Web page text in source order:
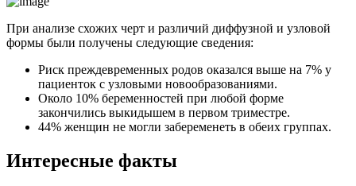
При анализе схожих черт и различий диффузной и узловой
формы были получены следующие сведения:
Риск преждевременных родов оказался выше на 7% у
пациенток с узловыми новообразованиями.
Около 10% беременностей при любой форме
закончились выкидышем в первом триместре.
44% женщин не могли забеременеть в обеих группах.
Интересные факты